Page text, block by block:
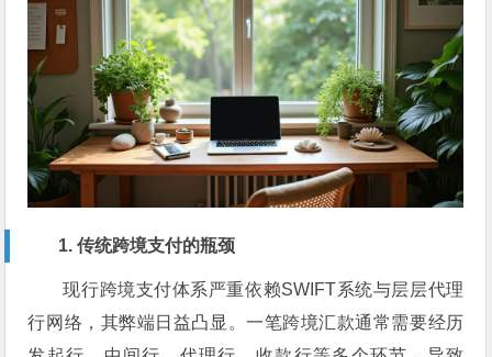
1. 传统跨境支付的瓶颈
现行跨境支付体系严重依赖SWIFT系统与层层代理
行网络，其弊端日益凸显。一笔跨境汇款通常需要经历